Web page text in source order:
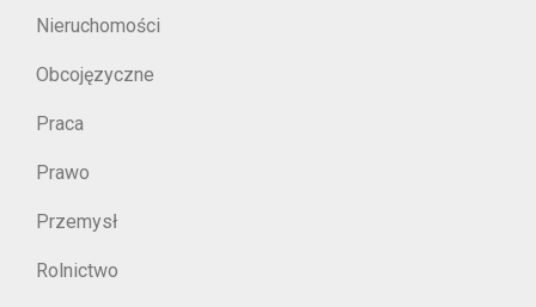
Nieruchomości
Obcojęzyczne
Praca
Prawo
Przemysł
Rolnictwo